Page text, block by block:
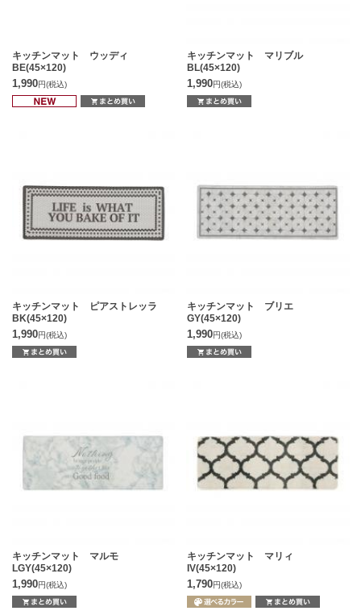
キッチンマット ウッディ
BE(45×120)
1,990円(税込)
キッチンマット マリブル
BL(45×120)
1,990円(税込)
キッチンマット ピアストレッラ
BK(45×120)
1,990円(税込)
キッチンマット ブリエ
GY(45×120)
1,990円(税込)
キッチンマット マルモ
LGY(45×120)
1,990円(税込)
キッチンマット マリィ
IV(45×120)
1,790円(税込)